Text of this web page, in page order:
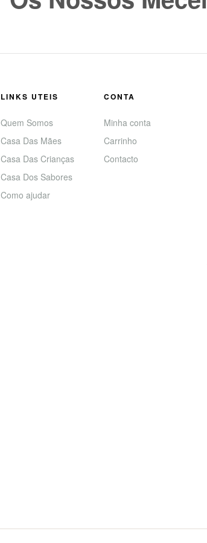
LINKS UTEIS
Quem Somos
Casa Das Mães
Casa Das Crianças
Casa Dos Sabores
Como ajudar
CONTA
Minha conta
Carrinho
Contacto